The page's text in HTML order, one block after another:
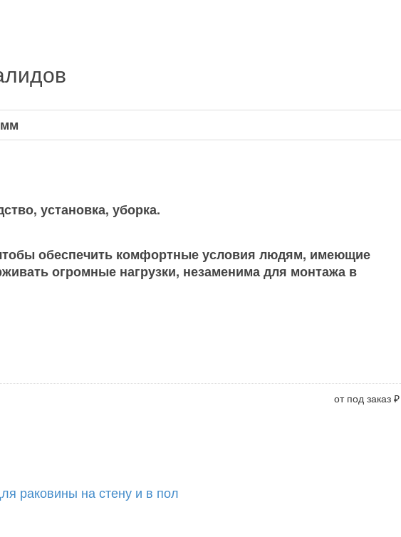
установка, уборка.
обеспечить комфортные условия людям, имеющие
огромные нагрузки, незаменима для монтажа в
от под заказ ₽
раковины на стену и в пол